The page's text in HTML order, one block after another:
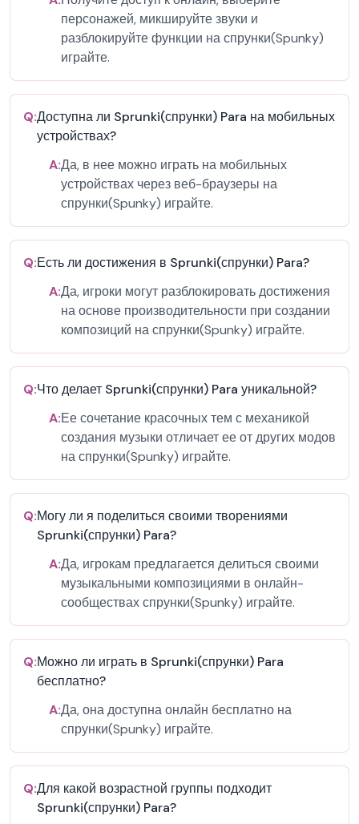
персонажей, микшируйте звуки и
разблокируйте функции на спрунки(Spunky)
играйте.
Q:Доступна ли Sprunki(спрунки) Para на мобильных
устройствах?
A:Да, в нее можно играть на мобильных
устройствах через веб-браузеры на
спрунки(Spunky) играйте.
Q:Есть ли достижения в Sprunki(спрунки) Para?
A:Да, игроки могут разблокировать достижения
на основе производительности при создании
композиций на спрунки(Spunky) играйте.
Q:Что делает Sprunki(спрунки) Para уникальной?
A:Ее сочетание красочных тем с механикой
создания музыки отличает ее от других модов
на спрунки(Spunky) играйте.
Q:Могу ли я поделиться своими творениями
Sprunki(спрунки) Para?
A:Да, игрокам предлагается делиться своими
музыкальными композициями в онлайн-
сообществах спрунки(Spunky) играйте.
Q:Можно ли играть в Sprunki(спрунки) Para
бесплатно?
A:Да, она доступна онлайн бесплатно на
спрунки(Spunky) играйте.
Q:Для какой возрастной группы подходит
Sprunki(спрунки) Para?